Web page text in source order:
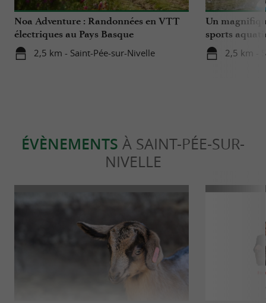
Noa Adventure : Randonnées en VTT
électriques au Pays Basque
2,5 km - Saint-Pée-sur-Nivelle
Un
sports
2,5 km -
ÉVÈNEMENTS À SAINT-PÉE-SUR-
NIVELLE